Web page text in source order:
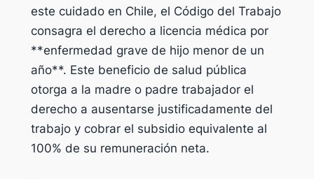
este cuidado en Chile, el Código del Trabajo
consagra el derecho a licencia médica por
**enfermedad grave de hijo menor de un
año**. Este beneficio de salud pública
otorga a la madre o padre trabajador el
derecho a ausentarse justificadamente del
trabajo y cobrar el subsidio equivalente al
100% de su remuneración neta.